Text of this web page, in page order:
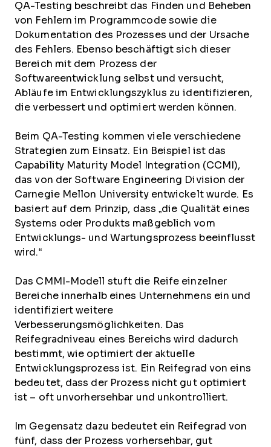
QA-Testing beschreibt das Finden und Beheben
von Fehlern im Programmcode sowie die
Dokumentation des Prozesses und der Ursache
des Fehlers. Ebenso beschäftigt sich dieser
Bereich mit dem Prozess der
Softwareentwicklung selbst und versucht,
Abläufe im Entwicklungszyklus zu identifizieren,
die verbessert und optimiert werden können.
Beim QA-Testing kommen viele verschiedene
Strategien zum Einsatz. Ein Beispiel ist das
Capability Maturity Model Integration (CCMI),
das von der Software Engineering Division der
Carnegie Mellon University entwickelt wurde. Es
basiert auf dem Prinzip, dass „die Qualität eines
Systems oder Produkts maßgeblich vom
Entwicklungs- und Wartungsprozess beeinflusst
wird.“
Das CMMI-Modell stuft die Reife einzelner
Bereiche innerhalb eines Unternehmens ein und
identifiziert weitere
Verbesserungsmöglichkeiten. Das
Reifegradniveau eines Bereichs wird dadurch
bestimmt, wie optimiert der aktuelle
Entwicklungsprozess ist. Ein Reifegrad von eins
bedeutet, dass der Prozess nicht gut optimiert
ist – oft unvorhersehbar und unkontrolliert.
Im Gegensatz dazu bedeutet ein Reifegrad von
fünf, dass der Prozess vorhersehbar, gut